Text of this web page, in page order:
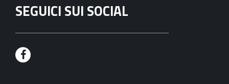
SEGUICI SUI SOCIAL
F